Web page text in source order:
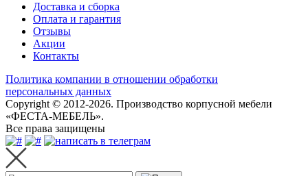
Доставка и сборка
Оплата и гарантия
Отзывы
Акции
Контакты
Политика компании в отношении обработки
персональных данных
Copyright © 2012-2026. Производство корпусной мебели
«ФЕСТА-МЕБЕЛЬ».
Все права защищены